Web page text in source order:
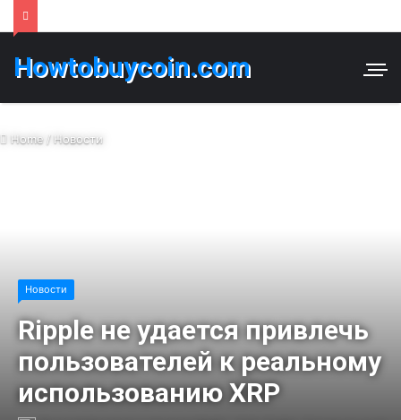
Howtobuycoin.com
Home/Новости
Новости
Ripple не удается привлечь
пользователей к реальному
использованию XRP